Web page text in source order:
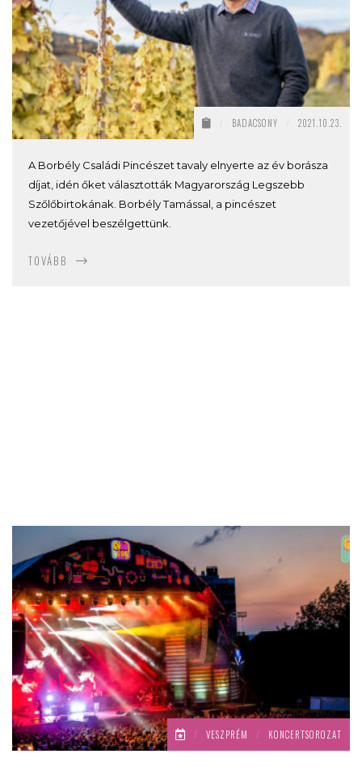
BADACSONY 2021.10.23.
A Borbély Családi Pincészet tavaly elnyerte az év borásza
díjat, idén őket választották Magyarország Legszebb
Szőlőbirtokának. Borbély Tamással, a pincészet
vezetőjével beszélgettünk.
TOVÁBB
/ VESZPRÉM / KONCERTSOROZAT